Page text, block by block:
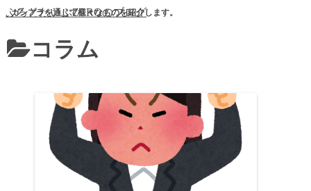
ガンプラを通じて様々なものを紹介します。
ぷろとたいぷZEROのブログ
コラム